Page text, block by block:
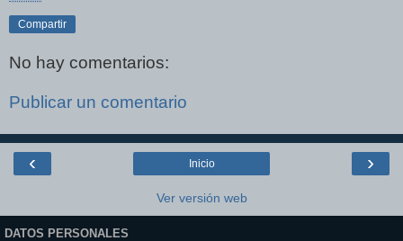
Compartir
No hay comentarios:
Publicar un comentario
‹ ›
Inicio
Ver versión web
DATOS PERSONALES